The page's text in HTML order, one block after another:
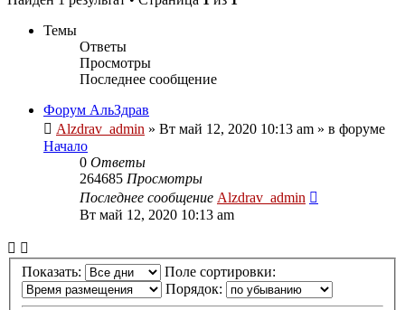
Темы
Ответы
Просмотры
Последнее сообщение
Форум АльЗдрав
Alzdrav_admin » Вт май 12, 2020 10:13 am » в форуме
Начало
0 Ответы
264685 Просмотры
Последнее сообщение Alzdrav_admin
Вт май 12, 2020 10:13 am
Показать:
Поле сортировки:
Порядок: